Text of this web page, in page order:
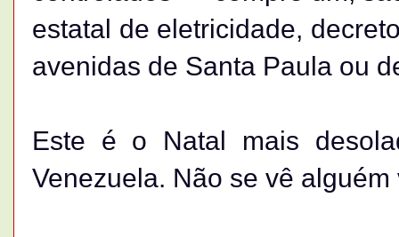
estatal de eletricidade,
avenidas de Santa Paula ou
Este é o Natal mais
Venezuela. Não se vê